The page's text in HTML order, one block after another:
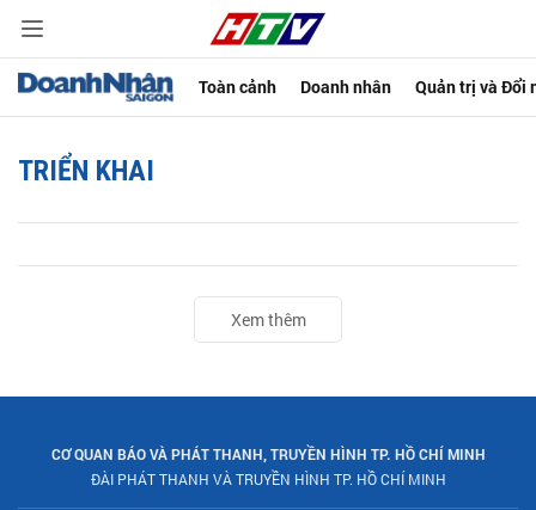
Toàn cảnh Doanh nhân Quản trị và Đổi
TRIỂN KHAI
Xem thêm
CƠ QUAN BÁO VÀ PHÁT THANH, TRUYỀN HÌNH TP. HỒ CHÍ MINH
ĐÀI PHÁT THANH VÀ TRUYỀN HÌNH TP. HỒ CHÍ MINH